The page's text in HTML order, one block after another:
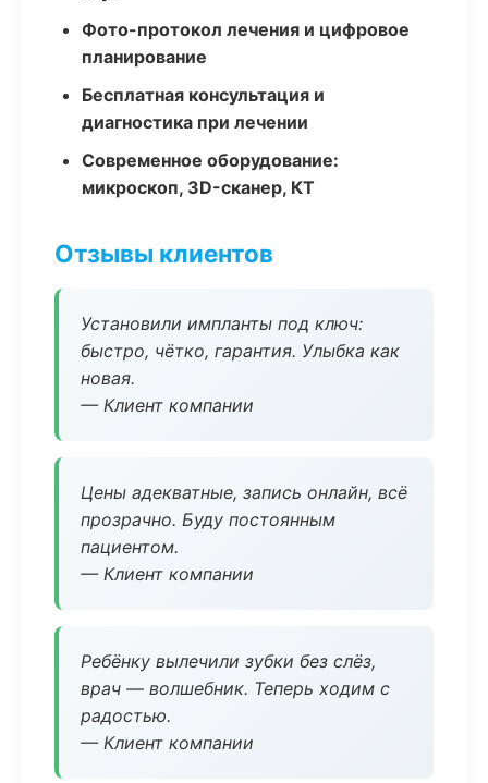
Фото-протокол лечения и цифровое
планирование
Бесплатная консультация и
диагностика при лечении
Современное оборудование:
микроскоп, 3D-сканер, КТ
Отзывы клиентов
Установили импланты под ключ:
быстро, чётко, гарантия. Улыбка как
новая.
— Клиент компании
Цены адекватные, запись онлайн, всё
прозрачно. Буду постоянным
пациентом.
— Клиент компании
Ребёнку вылечили зубки без слёз,
врач — волшебник. Теперь ходим с
радостью.
— Клиент компании